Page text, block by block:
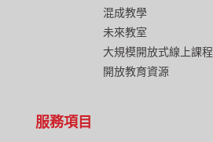
混成教學
未來教室
大規模開放式線上課程
開放教育資源
服務項目